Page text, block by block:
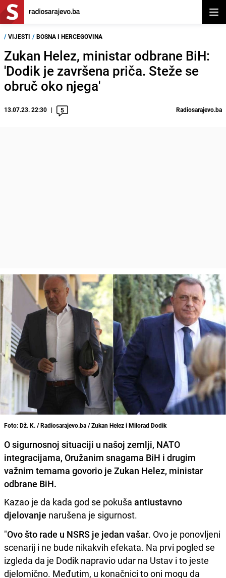
/ VIJESTI / BOSNA I HERCEGOVINA
Zukan Helez, ministar odbrane BiH:
'Dodik je završena priča. Steže se
obruč oko njega'
13.07.23. 22:30 5 Radiosarajevo.ba
Foto: Dž. K. / Radiosarajevo.ba / Zukan Helez i Milorad Dodik
O sigurnosnoj situaciji u našoj zemlji, NATO
integracijama, Oružanim snagama BiH i drugim
važnim temama govorio je Zukan Helez, ministar
odbrane BiH.
Kazao je da kada god se pokuša antiustavno
djelovanje narušena je sigurnost.
"Ovo što rade u NSRS je jedan vašar. Ovo je ponovljeni
scenarij i ne bude nikakvih efekata. Na prvi pogled se
izgleda da je Dodik napravio udar na Ustav i to jeste
djelomično. Međutim, u konačnici to oni mogu da